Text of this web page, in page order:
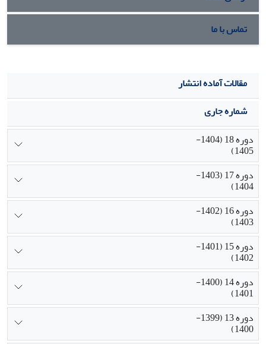
تماس با ما
مقالات آماده انتشار
شماره جاری
دوره 18 (1404-
1405)
دوره 17 (1403-
1404)
دوره 16 (1402-
1403)
دوره 15 (1401-
1402)
دوره 14 (1400-
1401)
دوره 13 (1399-
1400)